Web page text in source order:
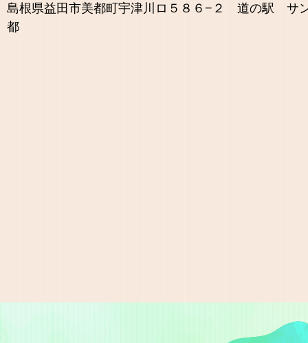
島根県益田市美都町宇津川ロ５８６−２ 道の駅 サ
都